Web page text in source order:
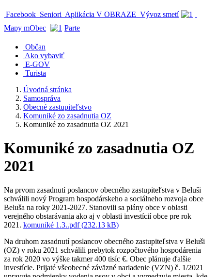
Facebook Seniori Aplikácia V OBRAZE Vývoz smetí
Mapy mObec
Parte
Občan
Ako vybaviť
E-GOV
Turista
Úvodná stránka
Samospráva
Obecné zastupiteľstvo
Komuniké zo zasadnutia OZ
Komuniké zo zasadnutia OZ 2021
Komuniké zo zasadnutia OZ
2021
Na prvom zasadnutí poslancov obecného zastupiteľstva v Beluši
schválili nový Program hospodárskeho a sociálneho rozvoja obce
Beluša na roky 2021-2027. Stanovili sa plány obce v oblasti
verejného obstarávania ako aj v oblasti investícií obce pre rok
2021. komuniké 1.3..pdf (232.13 kB)
Na druhom zasadnutí poslancov obecného zastupiteľstva v Beluši
(OZ) v roku 2021 schválili prebytok rozpočtového hospodárenia
za rok 2020 vo výške takmer 400 tisíc €. Obec plánuje ďalšie
investície. Prijaté všeobecné záväzné nariadenie (VZN) č. 1/2021